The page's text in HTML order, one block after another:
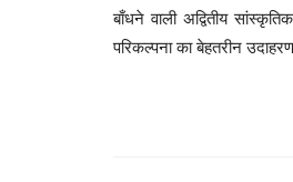
बाँधने वाली अद्वितीय
परिकल्पना का बेहतरीन